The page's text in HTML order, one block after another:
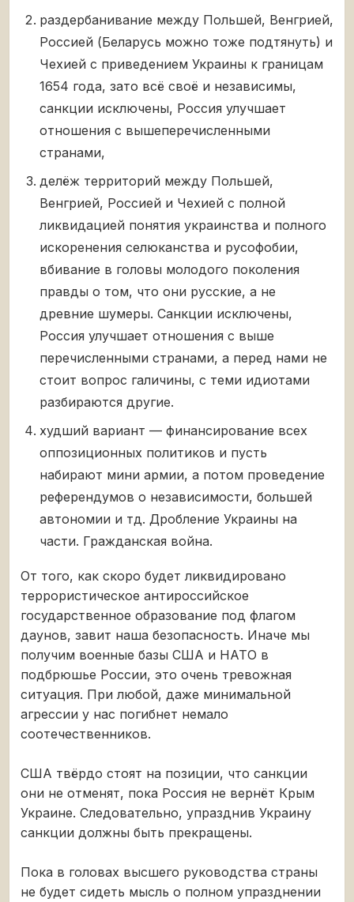
раздербанивание между Польшей, Венгрией,
Россией (Беларусь можно тоже подтянуть) и
Чехией с приведением Украины к границам
1654 года, зато всё своё и независимы,
санкции исключены, Россия улучшает
отношения с вышеперечисленными
странами,
делёж территорий между Польшей,
Венгрией, Россией и Чехией с полной
ликвидацией понятия украинства и полного
искоренения селюканства и русофобии,
вбивание в головы молодого поколения
правды о том, что они русские, а не
древние шумеры. Санкции исключены,
Россия улучшает отношения с выше
перечисленными странами, а перед нами не
стоит вопрос галичины, с теми идиотами
разбираются другие.
худший вариант — финансирование всех
оппозиционных политиков и пусть
набирают мини армии, а потом проведение
референдумов о независимости, большей
автономии и тд. Дробление Украины на
части. Гражданская война.
От того, как скоро будет ликвидировано
террористическое антироссийское
государственное образование под флагом
даунов, завит наша безопасность. Иначе мы
получим военные базы США и НАТО в
подбрюшье России, это очень тревожная
ситуация. При любой, даже минимальной
агрессии у нас погибнет немало
соотечественников.
США твёрдо стоят на позиции, что санкции
они не отменят, пока Россия не вернёт Крым
Украине. Следовательно, упразднив Украину
санкции должны быть прекращены.
Пока в головах высшего руководства страны
не будет сидеть мысль о полном упразднении